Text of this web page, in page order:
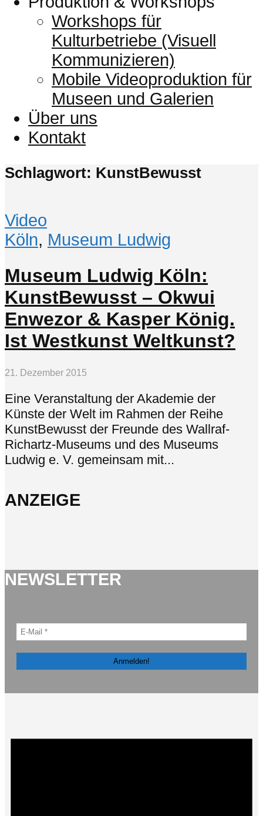
Workshops für
Kulturbetriebe (Visuell
Kommunizieren)
Mobile Videoproduktion für
Museen und Galerien
Über uns
Kontakt
Schlagwort: KunstBewusst
Video
Köln, Museum Ludwig
Museum Ludwig Köln:
KunstBewusst – Okwui
Enwezor & Kasper König.
Ist Westkunst Weltkunst?
21. Dezember 2015
Eine Veranstaltung der Akademie der
Künste der Welt im Rahmen der Reihe
KunstBewusst der Freunde des Wallraf-
Richartz-Museums und des Museums
Ludwig e. V. gemeinsam mit...
ANZEIGE
NEWSLETTER